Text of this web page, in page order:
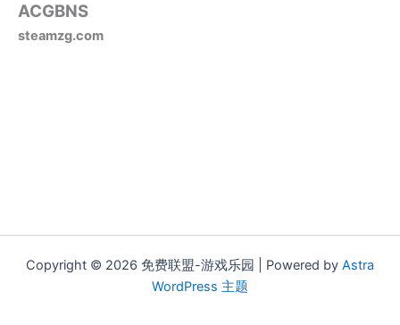
ACGBNS
steamzg.com
Copyright © 2026 免费联盟-游戏乐园 | Powered by Astra
WordPress 主题